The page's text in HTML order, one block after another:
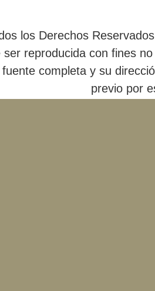
los Derechos
ser reproducida con fines
completa y su
previo por